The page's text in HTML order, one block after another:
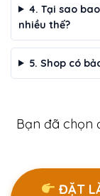
4. Tại sao
nhiều thế?
5. Shop có
Bạn đã chọn
ĐẶT